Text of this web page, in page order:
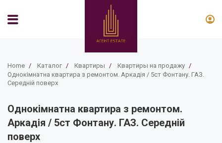
Home / Каталог / Квартиры / Квартиры на продажу /
Однокімнатна квартира з ремонтом. Аркадія / 5ст Фонтану. ГАЗ.
Середній поверх
Однокімнатна квартира з ремонтом.
Аркадія / 5ст Фонтану. ГАЗ. Середній
поверх